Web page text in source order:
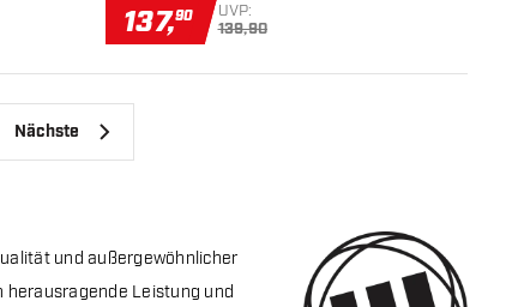
137,90 UVP:
139,90
Nächste
und außergewöhnlicher
herausragende Leistung und